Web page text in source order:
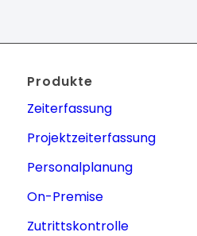
Produkte
Zeiterfassung
Projektzeiterfassung
Personalplanung
On-Premise
Zutrittskontrolle